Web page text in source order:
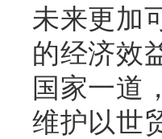
未来更加
的经济效
国家一道
维护以世